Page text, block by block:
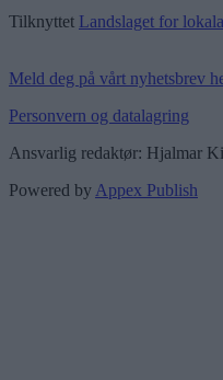
Tilknyttet Landslaget for
Meld deg på vårt nyhetsbrev
Personvern og datalagring
Ansvarlig redaktør: Hjalmar
Powered by Appex Publish